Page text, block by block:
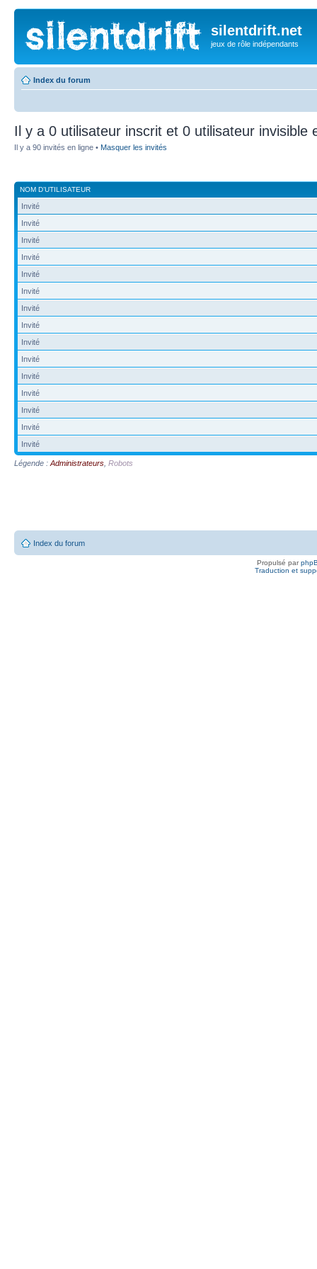
silentdrift.net
jeux de rôle indépendants
Index du forum
Il y a 0 utilisateur inscrit et 0 utilisateur invisible
Il y a 90 invités en ligne • Masquer les invités
NOM D’UTILISATEUR
Invité
Invité
Invité
Invité
Invité
Invité
Invité
Invité
Invité
Invité
Invité
Invité
Invité
Invité
Invité
Légende : Administrateurs Robots
Index du forum
Propulsé par
Traduction et